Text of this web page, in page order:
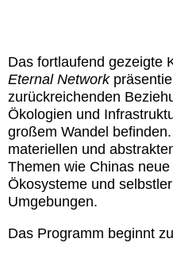
Das fortlaufend gezeigte
Eternal Network
zurückreichenden
Ökologien und
großem Wandel
materiellen und
Themen wie Chinas
Ökosysteme und
Umgebungen.
Das Programm beginnt